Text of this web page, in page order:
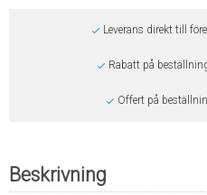
Leverans direkt till
Rabatt på
Offert på
Beskrivning